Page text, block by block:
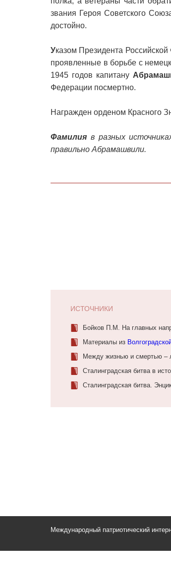
звания Героя Советского
достойно.
Указом Президента
проявленные в борьбе с
1945 годов капитану
Федерации посмертно.
Награжден орденом Красного
Фамилия в разных
правильно Абрамашвили.
ИСТОЧНИКИ
Бойков П.М. На главных
Материалы из
Между жизнью и смертью –
Сталинградская битва в
Сталинградская битва.
Международный патриотический